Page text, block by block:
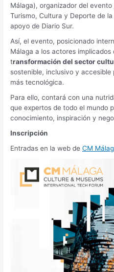
Málaga), organizador del
Turismo, Cultura y Deporte de
apoyo de Diario Sur.
Así, el evento, posicionado
Málaga a los actores
transformación del sector
sostenible, inclusivo y
más tecnológica.
Para ello, contará con una
que expertos de todo el mundo
conocimiento, inspiración y
Inscripción
Entradas en la web deCM